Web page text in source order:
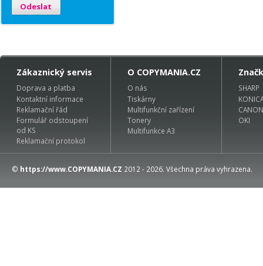
Odeslat
Zákaznický servis
Doprava a platba
Kontaktní informace
Reklamační řád
Formulář odstoupení
od KS
Reklamační protokol
O COPYMANIA.CZ
O nás
Tiskárny
Multifunkční zařízení
Tonery
Multifunkce A3
SHARP
CANON
OKI
© https://www.COPYMANIA.CZ 2012 - 2026. Všechna práva vyhrazena.